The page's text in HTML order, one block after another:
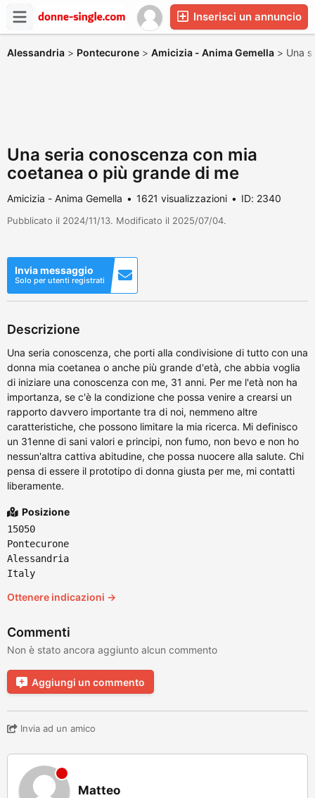
Inserisci un annuncio
Alessandria > Pontecurone > Amicizia - Anima Gemella > Una
Una seria conoscenza con mia
coetanea o più grande di me
Amicizia - Anima Gemella 1621 visualizzazioni ID: 2340
Pubblicato il 2024/11/13. Modificato il 2025/07/04.
Invia messaggio
Solo per utenti registrati
Descrizione
Una seria conoscenza, che porti alla condivisione di tutto con una
donna mia coetanea o anche più grande d'età, che abbia voglia
di iniziare una conoscenza con me, 31 anni. Per me l'età non ha
importanza, se c'è la condizione che possa venire a crearsi un
rapporto davvero importante tra di noi, nemmeno altre
caratteristiche, che possono limitare la mia ricerca. Mi definisco
un 31enne di sani valori e principi, non fumo, non bevo e non ho
nessun'altra cattiva abitudine, che possa nuocere alla salute. Chi
pensa di essere il prototipo di donna giusta per me, mi contatti
liberamente.
Posizione
15050
Pontecurone
Alessandria
Italy
Ottenere indicazioni →
Commenti
Non è stato ancora aggiunto alcun commento
Aggiungi un commento
Invia ad un amico
Matteo